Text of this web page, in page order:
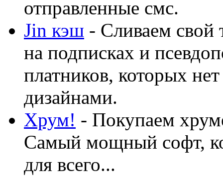
отправленные смс.
Jin кэш - Сливаем свой
на подписках и
платников, которых
дизайнами.
Хрум! - Покупаем
Самый мощный софт,
для всего...